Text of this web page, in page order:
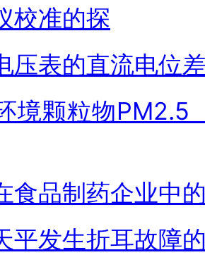
校准的探
压表的直流电位
境颗粒物
食品制药企业中
平发生折耳故障